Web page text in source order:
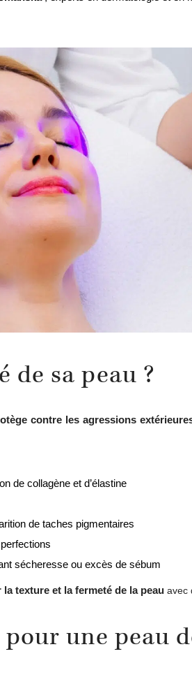
sa peau ?
contre les agressions
de collagène et d’élastine
de taches pigmentaires
sécheresse ou excès de sébum
la texture et la fermeté de la peauavec
une peau